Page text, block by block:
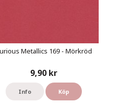
Metallics 169 - Mörkröd
9,90 kr
Info Köp